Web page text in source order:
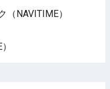
NAVITIME）